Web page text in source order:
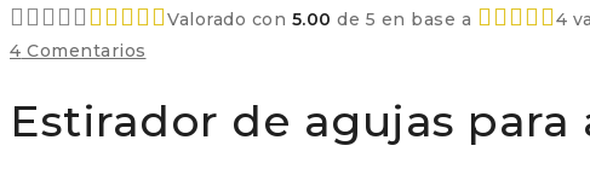
Valorado con 5.00 de 5 en base a 4
4 Comentarios
Estirador de agujas para